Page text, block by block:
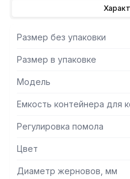
эспрессо, так и для всех
портафильтра.
Система бесступенчатой
помола, запатентованная
точность настройки и
Сенсорная панель
порций. Режим
Плоские жернова из
Низкий уровень шума при
Размер без упаковки
Размер в упаковке
Модель
Емкость контейнера для
Регулировка помола
Цвет
Диаметр жерновов, мм